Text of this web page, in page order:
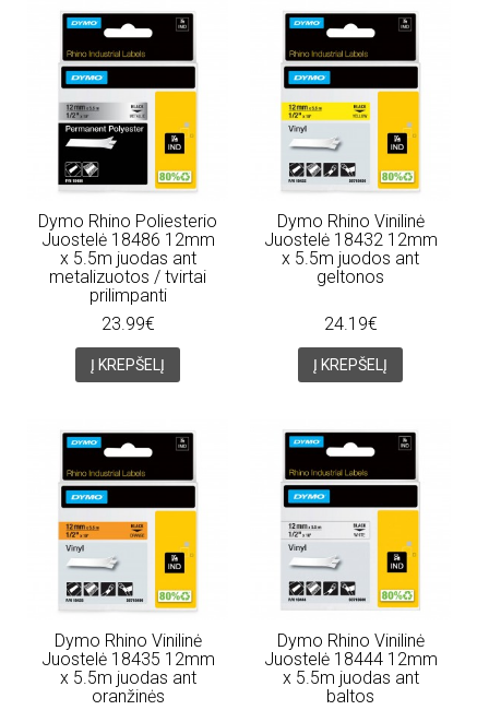
Dymo Rhino Poliesterio
Juostelė 18486 12mm
x 5.5m juodas ant
metalizuotos / tvirtai
prilimpanti
23.99€
Į KREPŠELĮ
Dymo Rhino Vinilinė
Juostelė 18432 12mm
x 5.5m juodos ant
geltonos
24.19€
Į KREPŠELĮ
Dymo Rhino Vinilinė
Juostelė 18435 12mm
x 5.5m juodas ant
oranžinės
Dymo Rhino Vinilinė
Juostelė 18444 12mm
x 5.5m juodas ant
baltos